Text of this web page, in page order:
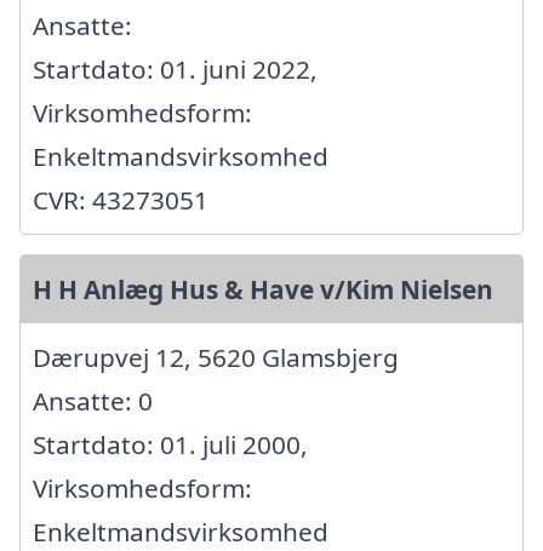
Ansatte:
Startdato: 01. juni 2022,
Virksomhedsform:
Enkeltmandsvirksomhed
CVR: 43273051
H H Anlæg Hus & Have v/Kim Nielsen
Dærupvej 12, 5620 Glamsbjerg
Ansatte: 0
Startdato: 01. juli 2000,
Virksomhedsform:
Enkeltmandsvirksomhed